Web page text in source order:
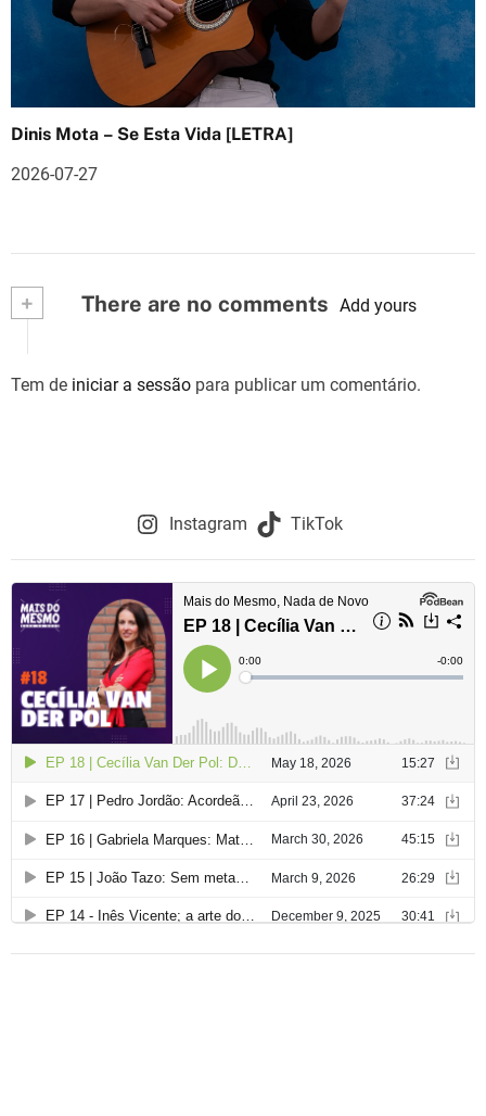
Dinis Mota – Se Esta Vida [LETRA]
2026-07-27
+ There are no comments Add yours
Tem de iniciar a sessão para publicar um comentário.
Instagram TikTok